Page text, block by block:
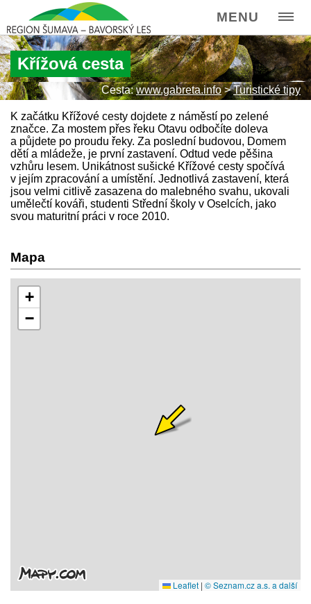
MENU
Křížová cesta
Cesta:www.gabreta.info>Turistické tipy
K začátku Křížové cesty dojdete z náměstí po zelené
značce. Za mostem přes řeku Otavu odbočíte doleva
a půjdete po proudu řeky. Za poslední budovou, Domem
dětí a mládeže, je první zastavení. Odtud vede pěšina
vzhůru lesem. Unikátnost sušické Křížové cesty spočívá
v jejím zpracování a umístění. Jednotlivá zastavení, která
jsou velmi citlivě zasazena do malebného svahu, ukovali
umělečtí kováři, studenti Střední školy v Oselcích, jako
svou maturitní práci v roce 2010.
Mapa